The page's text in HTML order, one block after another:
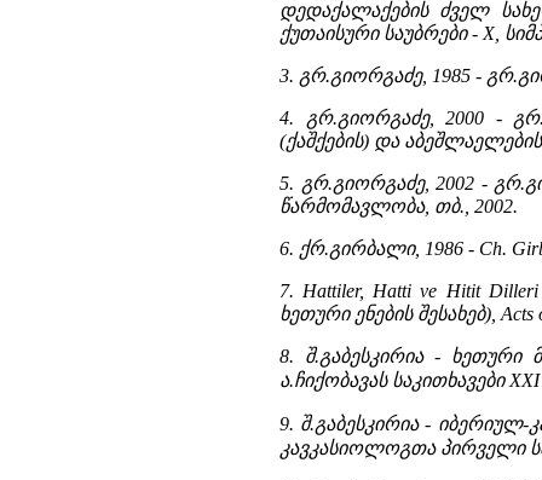
დედაქალაქების ძველ
ქუთაისური საუბრები - X,
3. გრ.გიორგაძე, 1985 -
4. გრ.გიორგაძე, 2000 -
(ქაშქების) და
5. გრ.გიორგაძე, 2002 -
წარმომავლობა, თბ., 2002.
6. ქრ.გირბალი, 1986 - Ch.
7. Hattiler, Hatti ve Hitit
ხეთური ენების შესახებ), Acts
8. შ.გაბესკირია - ხეთური
ა.ჩიქობავას საკითხავები
9. შ.გაბესკირია - იბერიულ-
კავკასიოლოგთა პირველი